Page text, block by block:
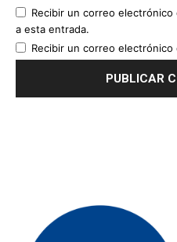
Recibir un correo
a esta entrada.
Recibir un correo electrónico